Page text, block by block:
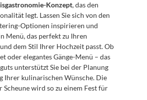
Konzept, das den
legt. Lassen Sie sich von den
Optionen inspirieren und
Menü, das perfekt zu Ihren
dem Stil Ihrer Hochzeit passt. Ob
oder elegantes Gänge-Menü – das
unterstützt Sie bei der Planung
Ihrer kulinarischen Wünsche. Die
Scheune wird so zu einem Fest für